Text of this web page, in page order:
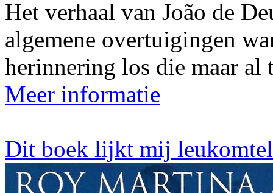
Het verhaal van João de
algemene overtuigingen
herinnering los die maar
Meer informatie
Dit boek lijkt mij